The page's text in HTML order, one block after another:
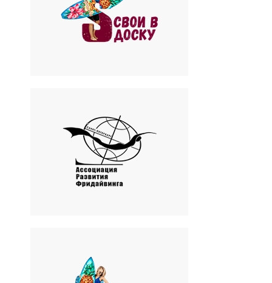
Обучение сёрфингу на
искусственной волне
Savina`s Group
Ассоциация развития
фридайвинга в Санкт-
Петербурге
Shaka Camp